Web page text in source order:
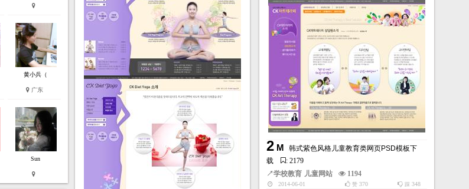
黄小兵（
广东
Sun
2M
韩式紫色风格儿童教育类网页PSD模板下
载
: 2179
↗学校教育 儿童网站 1194
2014-06-01 踩 348
赞370